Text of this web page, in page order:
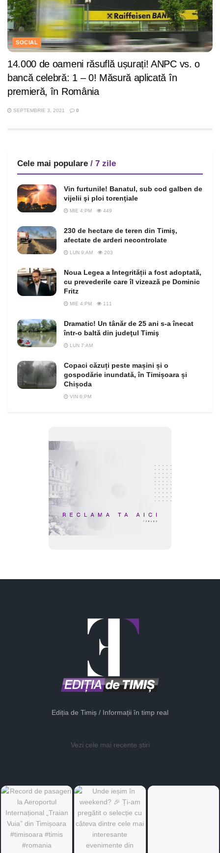
SOCIAL
14.000 de oameni răsuflă ușurați! ANPC vs. o
bancă celebră: 1 – 0! Măsură aplicată în
premieră, în România
SEPTEMBRIE 3, 2021 0
Cele mai populare / 7 zile
Vin furtunile! Banatul, sub cod galben de
vijelii şi ploi torenţiale
MIE 4:PM 449
230 de hectare de teren din Timiş,
afectate de arderi necontrolate
LUN 9:AM 203
Noua Legea a Integrității a fost adoptată,
cu prevederile care îl vizează pe Dominic
Fritz
MIE 4:PM 111
Dramatic! Un tânăr de 25 ani s-a înecat
într-o baltă din judeţul Timiş
LUN 7:AM
Copaci căzuți peste mașini și o
gospodărie inundată, în Timișoara și
Chișoda
VIN 6:PM
Ediția de Timiș / Informații în timp real
Vezi cele mai recente știri